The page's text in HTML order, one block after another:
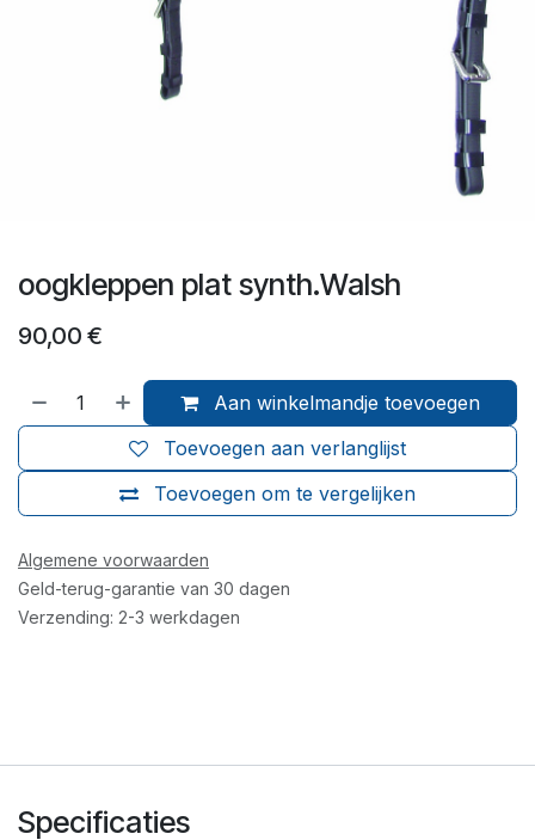
oogkleppen plat synth.Walsh
90,00 €
Aan winkelmandje toevoegen
Toevoegen om te vergelijken
Toevoegen aan verlanglijst
Algemene voorwaarden
Geld-terug-garantie van 30 dagen
Verzending: 2-3 werkdagen
Specificaties